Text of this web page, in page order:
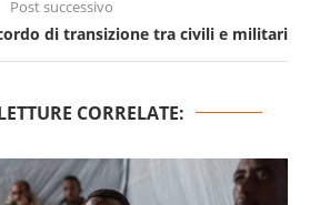
Post successivo
di transizione tra civili e militari
CORRELATE: